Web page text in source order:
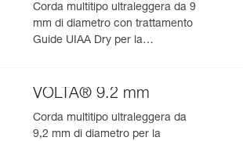
Corda multitipo ultraleggera da 9
mm di diametro con trattamento
Guide UIAA Dry per la
VOLTA® 9.2 mm
Corda multitipo ultraleggera da
9,2 mm di diametro per la